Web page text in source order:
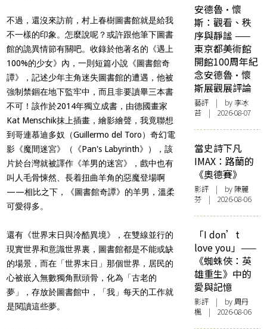
不過，還沒來訪前，村上春樹圖書館就是給我
不一樣的印象。怎麼說呢？或許跟他筆下圖書
館的詭異情節有關吧。收錄於他著名的《遇上
100%的少女》內，一則短篇小說《圖書館奇
譚》，記述少年主角迷失圖書館的遭遇，他被
強制禁錮在地下監牢中，而且非要讀畢三本書
不可！該作於2014年獨立成書，由德國畫家
Kat Menschik抹上插畫，繪影繪聲，我竟聯想
到哥連慕迪多奴（Guillermo del Toro）奇幻電
影《魔間迷宮》（《Pan's Labyrinth》），該
片於台灣就被譯作《羊男的迷宮》，戲中也有
叫人毛骨悚然、長着扭曲羊角的惡魔登場啊
——相比之下，《圖書館奇譚》的羊男，溫柔
可愛得多。
還有《世界末日與冷酷異境》，在雙線並行的
現實世界和意識世界裏，圖書館都是不能或缺
的場景，而在「世界末日」那個世界，居民的
心被嵌入無數獨角獸頭骨，化為「古老的
夢」，存放於圖書館中，「我」每天的工作就
是閱讀這些夢。
安德魯·懷
斯：觀看、秩
序與靜謐 ——
東京都美術館
開館100周年紀
念安德魯·懷
斯展觀展評論
藝評 | by 李冰
苔 | 2026-08-07
當史詩下凡
IMAX：路蘭的
《奧德賽》
影評 | by 陳麗
芬 | 2026-08-06
「I don’t
love you」——
《蜘蛛俠：英
雄重生》中的
愛與記憶
影評 | by周丹
楓 | 2026-08-06